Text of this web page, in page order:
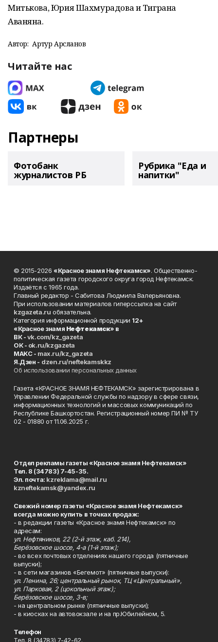
Митькова, Юрия Шахмурадова и Тиграна
Аваняна.
Автор: Артур Арсланов
Читайте нас
Партнеры
Фотобанк
журналистов РБ
Рубрика "Еда и
напитки"
© 2015-2026 «Красное знамя Нефтекамск». Общественно-
политическая газета городского округа город Нефтекамск.
Издаётся с 1965 года.
Главный редактор - Сабитова Людмила Валерьяновна.
При использовании материалов гиперссылка на сайт
kzgazeta.ru обязательна.
Категория информационной продукции 12+
«Красное знамя Нефтекамск» в
ВК -vk.com/kz_gazeta
ОК - ok.ru/kzgazeta
MAKC - max.ru/kz_gazeta
Я.Дзен - dzen.ru/neftekamskkz
Об использовании персональных данных
Газета «КРАСНОЕ ЗНАМЯ НЕФТЕКАМСК» зарегистрирована в
Управлении Федеральной службы по надзору в сфере связи,
информационных технологий и массовых коммуникаций по
Республике Башкортостан. Регистрационный номер ПИ № ТУ
02 - 01880 от 11.06.2025 г.
Отдел рекламы газеты «Красное знамя Нефтекамск»
Тел. 8 (34783) 7-45-35.
Эл. почта: kzreklama@mail.ru
kzneftekamsk@yandex.ru
Свежий номер газеты «Красное знамя Нефтекамск»
всегда можно купить в точках продаж:
- в редакции газеты «Красное знамя Нефтекамск» по
адресам:
ул. Нефтяников, 22 (2-й этаж, каб. 214),
Берёзовское шоссе, 4-а (1-й этаж);
- во всех почтовых отделениях нашего города (пятничные
выпуски);
- в сети магазинов «Бегемот» (пятничные выпуски):
ул. Ленина, 26; центральный рынок, ТЦ «Центральный»,
ул. Парковая, 2 (цокольный этаж);
Берёзовское шоссе, 3-в;
- на центральном рынке (пятничные выпуски);
- в киосках на автовокзале и на пр.Юбилейном, 5.
Телефон
Тел. 8 (34783) 7-42-62.